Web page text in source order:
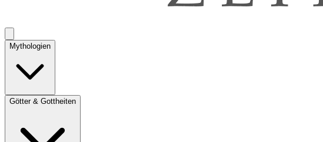
Mythologien
Götter & Gottheiten